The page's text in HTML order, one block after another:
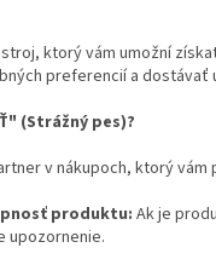
ktorý vám umožní
preferencií a
(Strážný pes)?
v nákupoch, ktorý
produktu: Ak je
upozornenie.